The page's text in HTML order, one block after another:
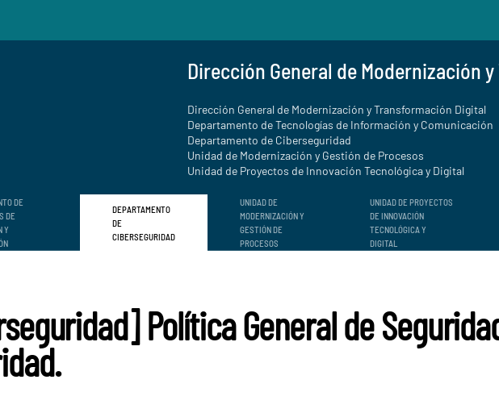
Dirección General de Modernización
Dirección General de Modernización y Transformación Digital
Departamento de Tecnologías de Información y Comunicación
Departamento de Ciberseguridad
Unidad de Modernización y Gestión de Procesos
Unidad de Proyectos de Innovación Tecnológica y Digital
DE
DE
Y
DEPARTAMENTO
DE
CIBERSEGURIDAD
UNIDAD DE
MODERNIZACIÓN Y
GESTIÓN DE
PROCESOS
UNIDAD DE PROYECTOS
DE INNOVACIÓN
TECNOLÓGICA Y
DIGITAL
Política General de